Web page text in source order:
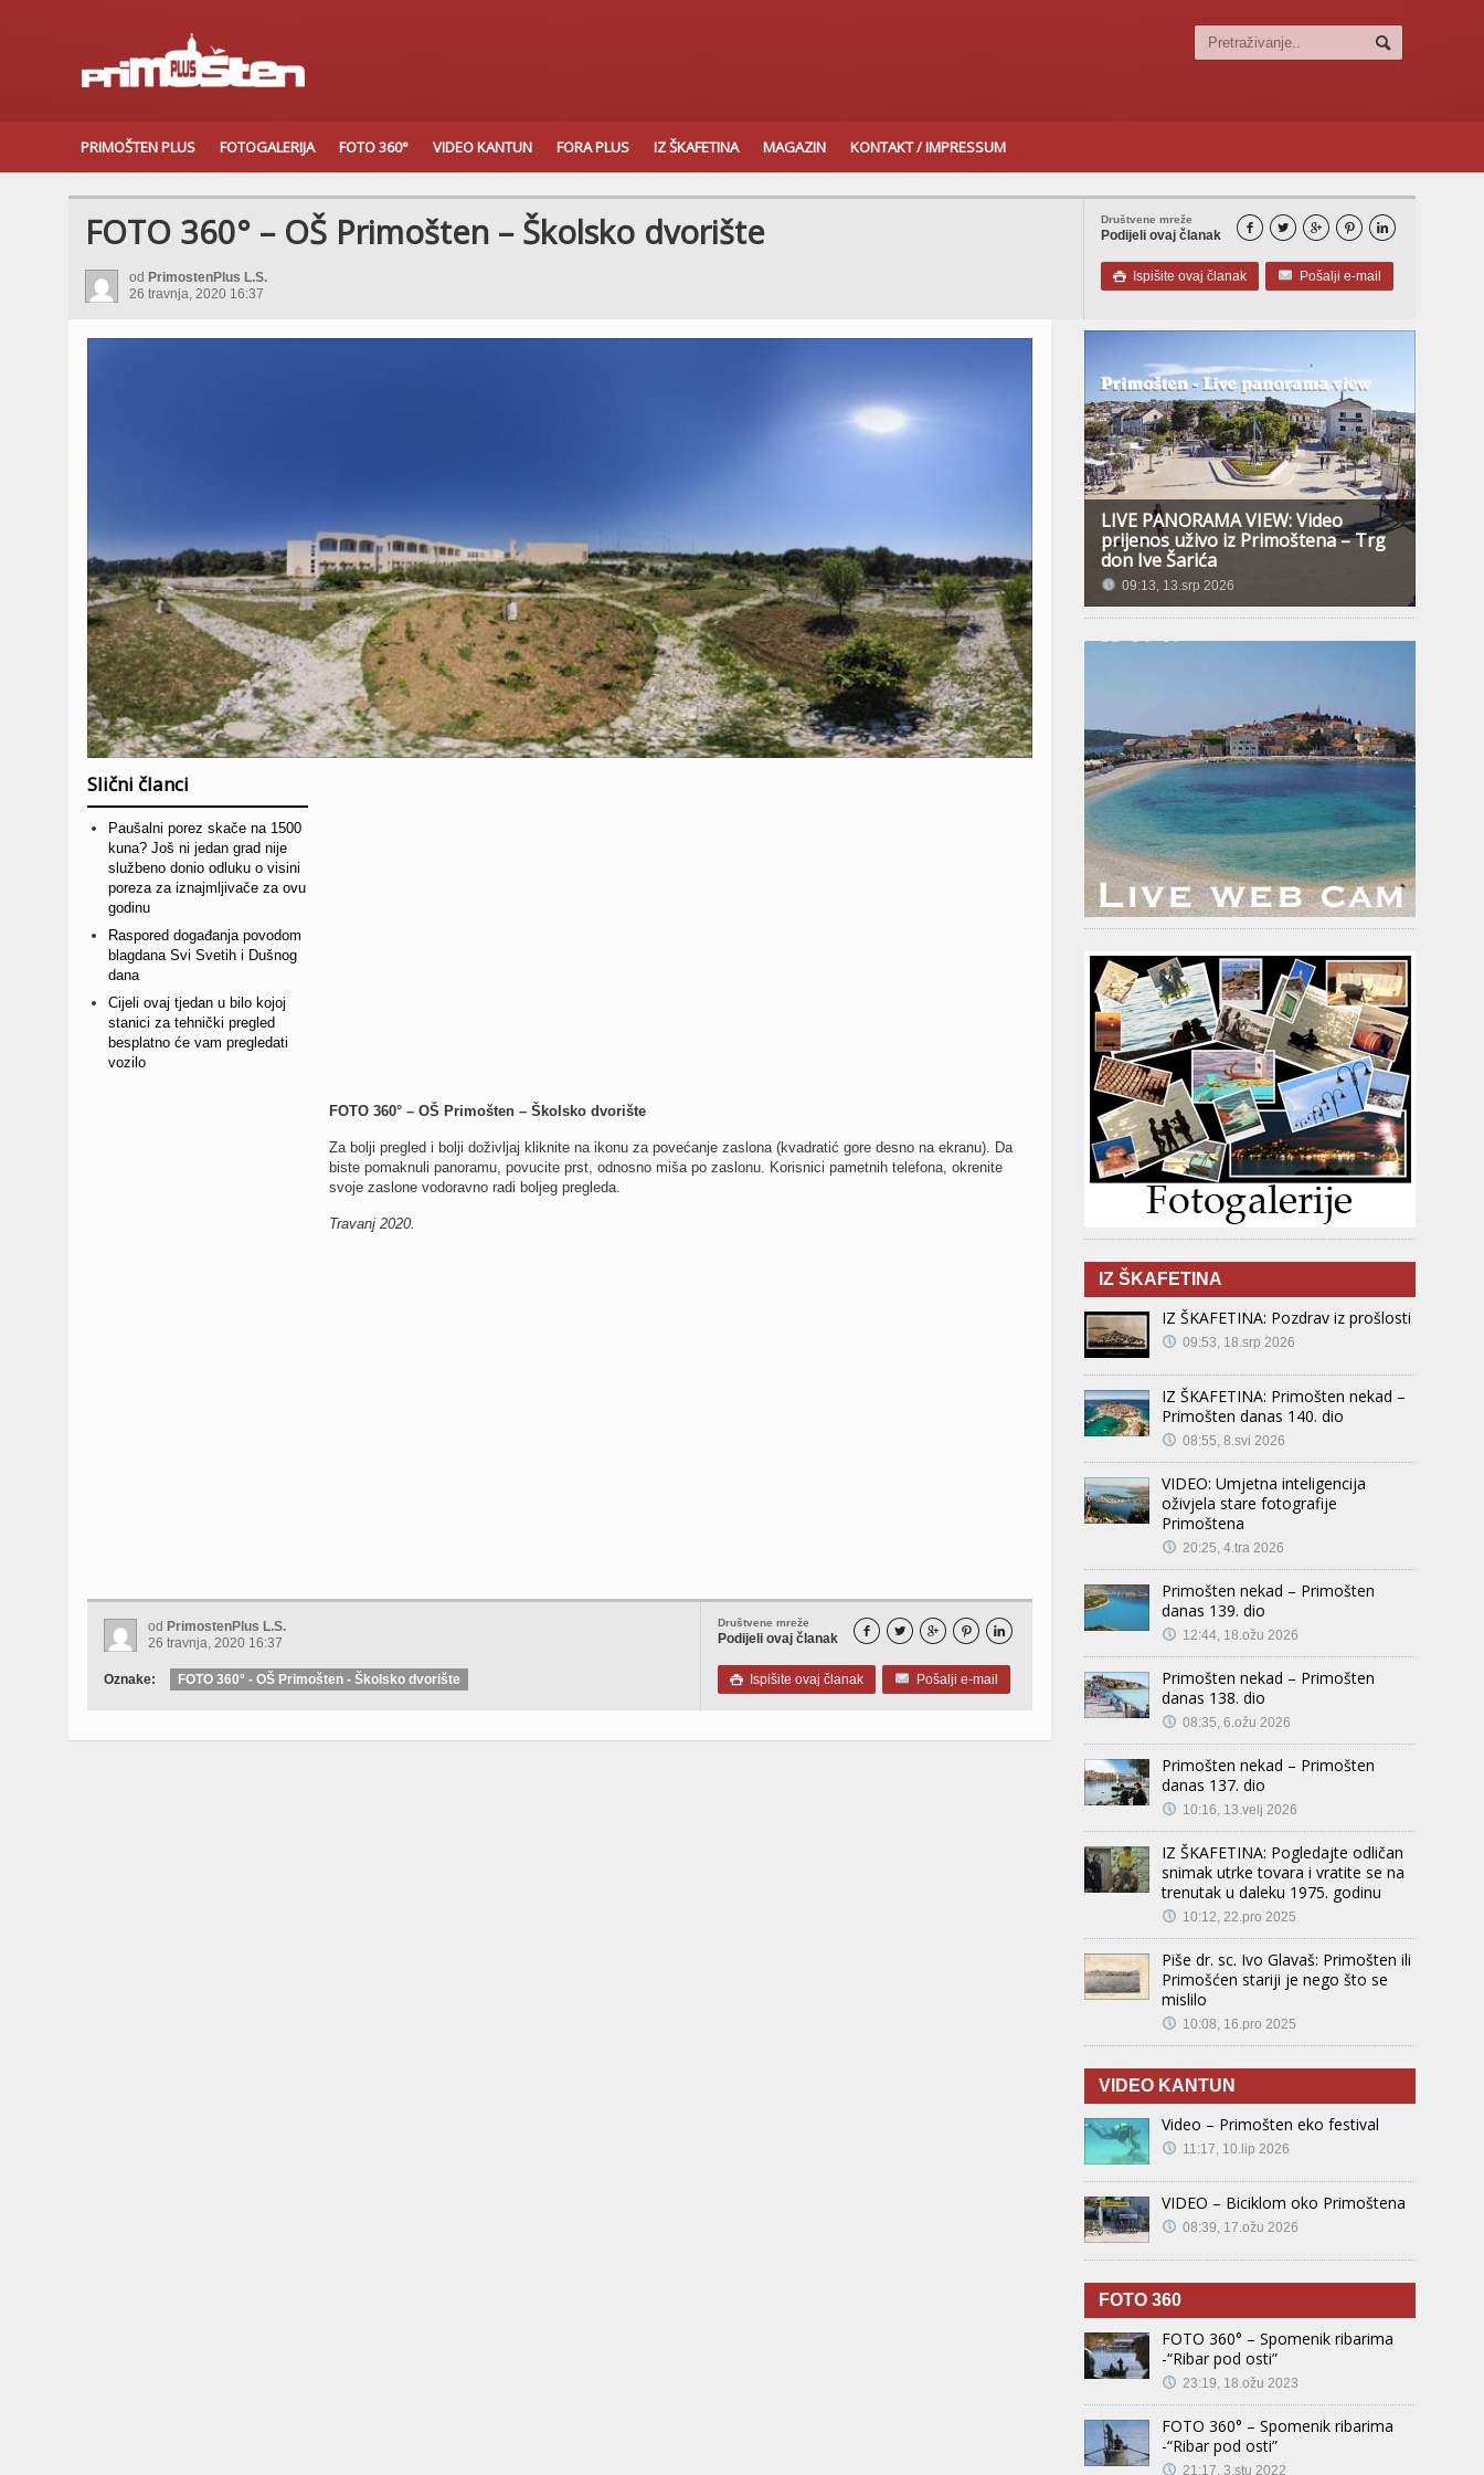
PRIMOŠTEN PLUS FOTOGALERIJA FOTO 360° VIDEO KANTUN FORA PLUS IZ ŠKAFETINA MAGAZIN KONTAKT / IMPRESSUM
Društvene mreže
Podijeli ovaj članak     
 Ispišite ovaj članak Pošalji e-mail
FOTO 360° – OŠ Primošten – Školsko dvorište
od PrimostenPlus L.S.
26 travnja, 2020 16:37
Slični članci
Paušalni porez skače na 1500
kuna? Još ni jedan grad nije
službeno donio odluku o visini
poreza za iznajmljivače za ovu
godinu
Raspored događanja povodom
blagdana Svi Svetih i Dušnog
dana
Cijeli ovaj tjedan u bilo kojoj
stanici za tehnički pregled
besplatno će vam pregledati
vozilo
FOTO 360° – OŠ Primošten – Školsko dvorište
Za bolji pregled i bolji doživljaj kliknite na ikonu za povećanje zaslona (kvadratić gore desno na ekranu). Da
biste pomaknuli panoramu, povucite prst, odnosno miša po zaslonu. Korisnici pametnih telefona, okrenite
svoje zaslone vodoravno radi boljeg pregleda.
Travanj 2020.
Društvene mreže
Podijeli ovaj članak     
 Ispišite ovaj članak Pošalji e-mail
od PrimostenPlus L.S.
26 travnja, 2020 16:37
Oznake: FOTO 360° - OŠ Primošten - Školsko dvorište
LIVE PANORAMA VIEW: Video
prijenos uživo iz Primoštena – Trg
don Ive Šarića
09:13, 13.srp 2026
IZ ŠKAFETINA
IZ ŠKAFETINA: Pozdrav iz prošlosti
09:53, 18.srp 2026
IZ ŠKAFETINA: Primošten nekad –
Primošten danas 140. dio
08:55, 8.svi 2026
VIDEO: Umjetna inteligencija
oživjela stare fotografije
Primoštena
20:25, 4.tra 2026
Primošten nekad – Primošten
danas 139. dio
12:44, 18.ožu 2026
Primošten nekad – Primošten
danas 138. dio
08:35, 6.ožu 2026
Primošten nekad – Primošten
danas 137. dio
10:16, 13.velj 2026
IZ ŠKAFETINA: Pogledajte odličan
snimak utrke tovara i vratite se na
trenutak u daleku 1975. godinu
10:12, 22.pro 2025
Piše dr. sc. Ivo Glavaš: Primošten ili
Primošćen stariji je nego što se
mislilo
10:08, 16.pro 2025
VIDEO KANTUN
Video – Primošten eko festival
11:17, 10.lip 2026
VIDEO – Biciklom oko Primoštena
08:39, 17.ožu 2026
FOTO 360
FOTO 360° – Spomenik ribarima
-“Ribar pod osti”
23:19, 18.ožu 2023
FOTO 360° – Spomenik ribarima
-“Ribar pod osti”
21:17, 3.stu 2022